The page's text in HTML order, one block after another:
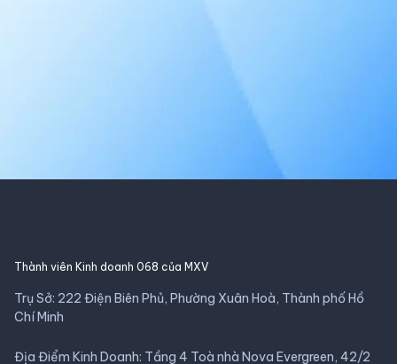
Thành viên Kinh doanh 068 của MXV
Trụ Sở: 222 Điện Biên Phủ, Phường Xuân Hoà, Thành phố Hồ
Chí Minh
Địa Điểm Kinh Doanh: Tầng 4 Toà nhà Nova Evergreen, 42/2